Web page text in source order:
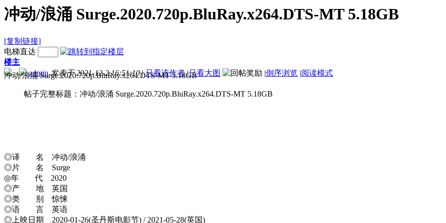
冲动/浪涌 Surge.2020.720p.BluRay.x264.DTS-MT 5.18GB
[复制链接]
电梯直达
楼主
admin 发表于 2021-12-2 16:51:10 | 只看该作者 |只看大图 |倒序浏览 |阅读模式
冲动/浪涌 Surge.2020.720p.BluRay.x264.DTS-
帖子完整标题：冲动/浪涌 Surge.2020.720p.BluRay.x264.DTS-MT 5.18GB
◎译 名 冲动/浪涌
◎片 名 Surge
◎年 代 2020
◎产 地 英国
◎类 别 惊悚
◎语 言 英语
◎上映日期 2020-01-26(圣丹斯电影节) / 2021-05-28(英国)